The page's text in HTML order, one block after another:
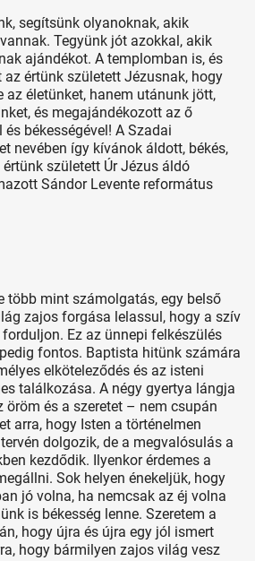
segítsünk olyanoknak, akik
Tegyünk jót azokkal, akik
ajándékot. A templomban is, és
értünk született Jézusnak, hogy
az életünket, hanem utánunk jött,
és megajándékozott az ő
és békességével! A Szadai
nevében így kívánok áldott, békés,
született Úr Jézus áldó
Sándor Levente református
több mint számolgatás, egy belső
zajos forgása lelassul, hogy a szív
Ez az ünnepi felkészülés
fontos. Baptista hitünk számára
elköteleződés és az isteni
találkozása. A négy gyertya lángja
öröm és a szeretet – nem csupán
arra, hogy Isten a történelmen
dolgozik, de a megvalósulás a
kezdődik. Ilyenkor érdemes a
Sok helyen énekeljük, hogy
jó volna, ha nemcsak az éj volna
is békesség lenne. Szeretem a
hogy újra és újra egy jól ismert
hogy bármilyen zajos világ vesz